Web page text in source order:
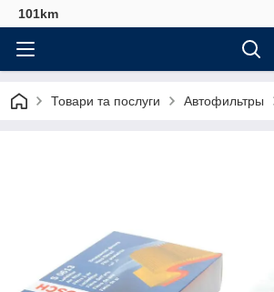
101km
Товари та послуги Автофильтры